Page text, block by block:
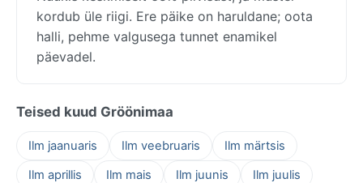
kordub üle riigi. Ere päike on haruldane; oota
halli, pehme valgusega tunnet enamikel
päevadel.
Teised kuud Gröönimaa
Ilm jaanuaris Ilm veebruaris
Ilm märtsis
Ilm aprillis
Ilm mais Ilm juunis
Ilm juulis